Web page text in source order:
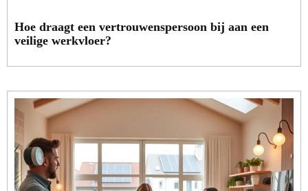
Hoe draagt een vertrouwenspersoon bij aan een
veilige werkvloer?